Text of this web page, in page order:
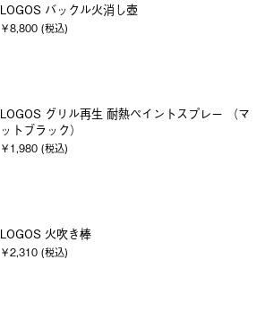
LOGOS バックル火消し壺
￥8,800 (税込)
LOGOS グリル再生 耐熱ペイントスプレー （マ
ットブラック）
￥1,980 (税込)
LOGOS 火吹き棒
￥2,310 (税込)